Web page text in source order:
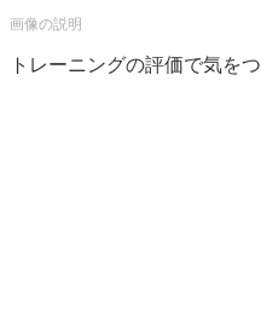
トレーニングの評価で気を